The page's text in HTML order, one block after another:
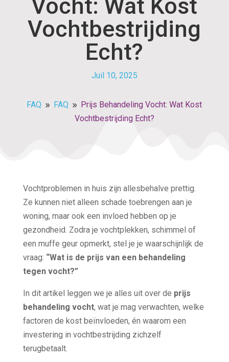
Vocht: Wat Kost
Vochtbestrijding
Echt?
Juil 10, 2025
FAQ 9 FAQ 9
Prijs Behandeling Vocht: Wat Kost
Vochtbestrijding Echt?
Vochtproblemen in huis zijn allesbehalve prettig.
Ze kunnen niet alleen schade toebrengen aan je
woning, maar ook een invloed hebben op je
gezondheid. Zodra je vochtplekken, schimmel of
een muffe geur opmerkt, stel je je waarschijnlijk de
vraag: “Wat is de prijs van een behandeling
tegen vocht?”
In dit artikel leggen we je alles uit over de prijs
behandeling vocht, wat je mag verwachten, welke
factoren de kost beïnvloeden, én waarom een
investering in vochtbestrijding zichzelf
terugbetaalt.